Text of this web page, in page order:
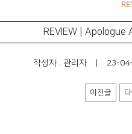
REVIEW | Apologue
작성자 : 관리자 23-
이전글